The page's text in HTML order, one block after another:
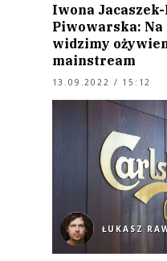
Iwona
Piwowarska:
widzimy
mainstream
13.09.2022 / 15:12
ŁUKASZ